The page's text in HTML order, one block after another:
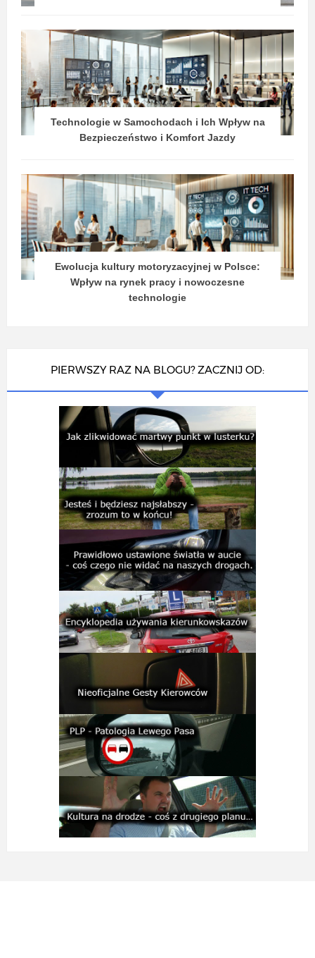
Technologie w Samochodach i Ich Wpływ na
Bezpieczeństwo i Komfort Jazdy
Ewolucja kultury motoryzacyjnej w Polsce:
Wpływ na rynek pracy i nowoczesne
technologie
PIERWSZY RAZ NA BLOGU? ZACZNIJ OD: